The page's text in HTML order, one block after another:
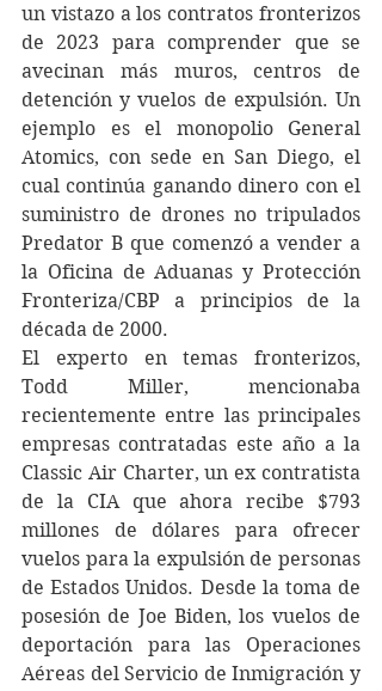
un vistazo a los contratos fronterizos
de 2023 para comprender que se
avecinan más muros, centros de
detención y vuelos de expulsión. Un
ejemplo es el monopolio General
Atomics, con sede en San Diego, el
cual continúa ganando dinero con el
suministro de drones no tripulados
Predator B que comenzó a vender a
la Oficina de Aduanas y Protección
Fronteriza/CBP a principios de la
década de 2000.
El experto en temas fronterizos,
Todd Miller, mencionaba
recientemente entre las principales
empresas contratadas este año a la
Classic Air Charter, un ex contratista
de la CIA que ahora recibe $793
millones de dólares para ofrecer
vuelos para la expulsión de personas
de Estados Unidos. Desde la toma de
posesión de Joe Biden, los vuelos de
deportación para las Operaciones
Aéreas del Servicio de Inmigración y